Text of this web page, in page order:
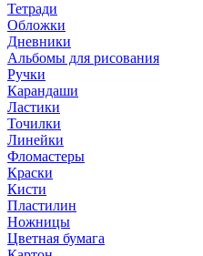
Тетради
Обложки
Дневники
Альбомы для рисования
Ручки
Карандаши
Ластики
Точилки
Линейки
Фломастеры
Краски
Кисти
Пластилин
Ножницы
Цветная бумага